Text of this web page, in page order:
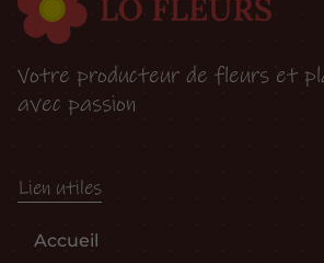
Votre producteur de fleurs et
avec passion
Lien utiles
Accueil